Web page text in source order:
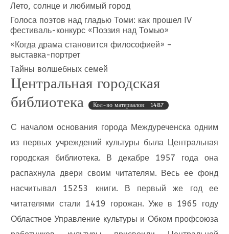
Лето, солнце и любимый город
Голоса поэтов над гладью Томи: как прошел IV
фестиваль-конкурс «Поэзия над Томью»
«Когда драма становится философией» –
выставка-портрет
Тайны волшебных семей
Центральная городская
библиотека
Кол-во материалов: 1487
С началом основания города Междуреченска одним
из первых учреждений культуры была Центральная
городская библиотека. В декабре 1957 года она
распахнула двери своим читателям. Весь ее фонд
насчитывал 15253 книги. В первый же год ее
читателями стали 1419 горожан. Уже в 1965 году
Областное Управление культуры и Обком профсоюза